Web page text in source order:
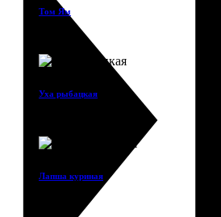
Том Ям
Уха рыбацкая
Лапша куриная